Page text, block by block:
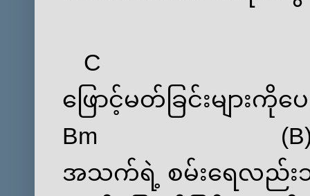
C
ဖြောင့်မတ်ခြင်းများကို‌ပ
Bm (B
အသက်ရဲ့ စမ်း‌ရေလည်း